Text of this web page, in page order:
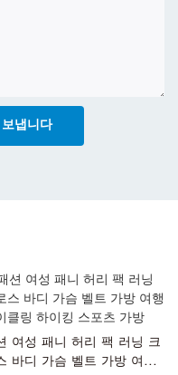
냅니다
여성 패니 허리 팩 러닝 크
바디 가슴 벨트 가방 여행